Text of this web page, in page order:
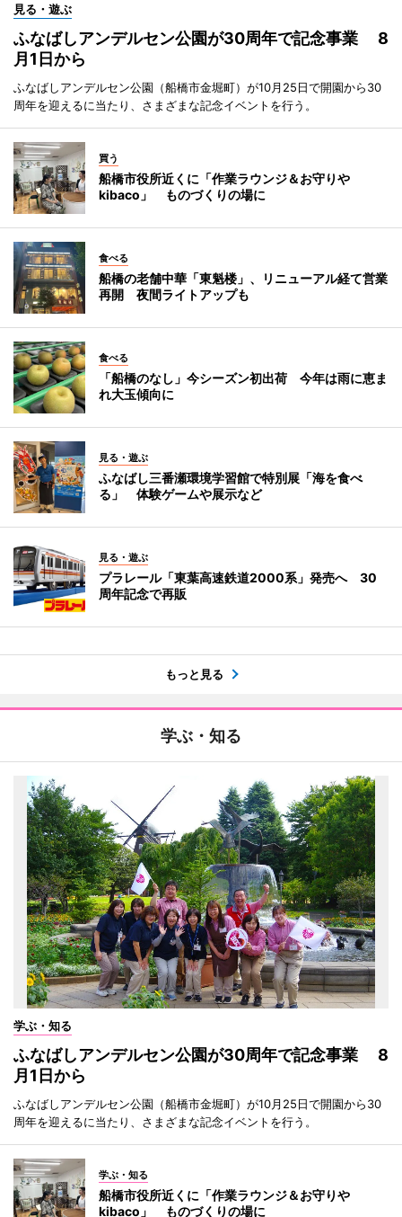
見る・遊ぶ
ふなばしアンデルセン公園が30周年で記念事業 8
月1日から
ふなばしアンデルセン公園（船橋市金堀町）が10月25日で開園から30
周年を迎えるに当たり、さまざまな記念イベントを行う。
買う
船橋市役所近くに「作業ラウンジ＆お守りや
kibaco」 ものづくりの場に
食べる
船橋の老舗中華「東魁楼」、リニューアル経て営業
再開 夜間ライトアップも
食べる
「船橋のなし」今シーズン初出荷 今年は雨に恵ま
れ大玉傾向に
見る・遊ぶ
ふなばし三番瀬環境学習館で特別展「海を食べ
る」 体験ゲームや展示など
見る・遊ぶ
プラレール「東葉高速鉄道2000系」発売へ 30
周年記念で再販
もっと見る
学ぶ・知る
学ぶ・知る
ふなばしアンデルセン公園が30周年で記念事業 8
月1日から
ふなばしアンデルセン公園（船橋市金堀町）が10月25日で開園から30
周年を迎えるに当たり、さまざまな記念イベントを行う。
学ぶ・知る
船橋市役所近くに「作業ラウンジ＆お守りや
kibaco」 ものづくりの場に